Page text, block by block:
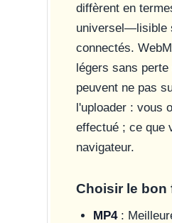
diffèrent en
universel—lisible
connectés.
légers sans
peuvent ne pas
l'uploader : vous
effectué ; ce que
navigateur.
Choisir le bon
MP4: